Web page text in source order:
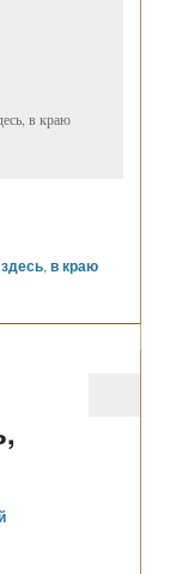
в краю
,в краю